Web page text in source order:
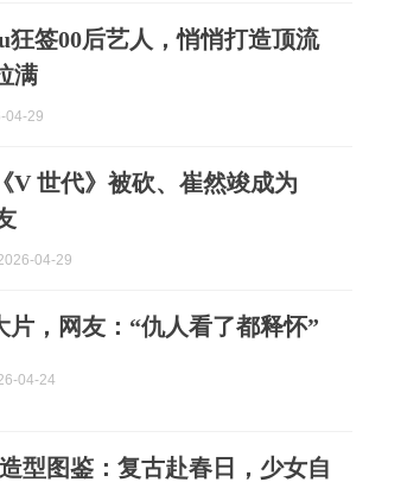
签00后艺人，悄悄打造顶流
满
04-29
V 世代》被砍、崔然竣成为
04-29
，网友：“仇人看了都释怀”
04-24
型图鉴：复古赴春日，少女自